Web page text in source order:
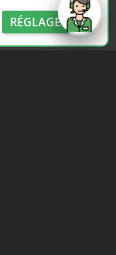
RÉGLAGE